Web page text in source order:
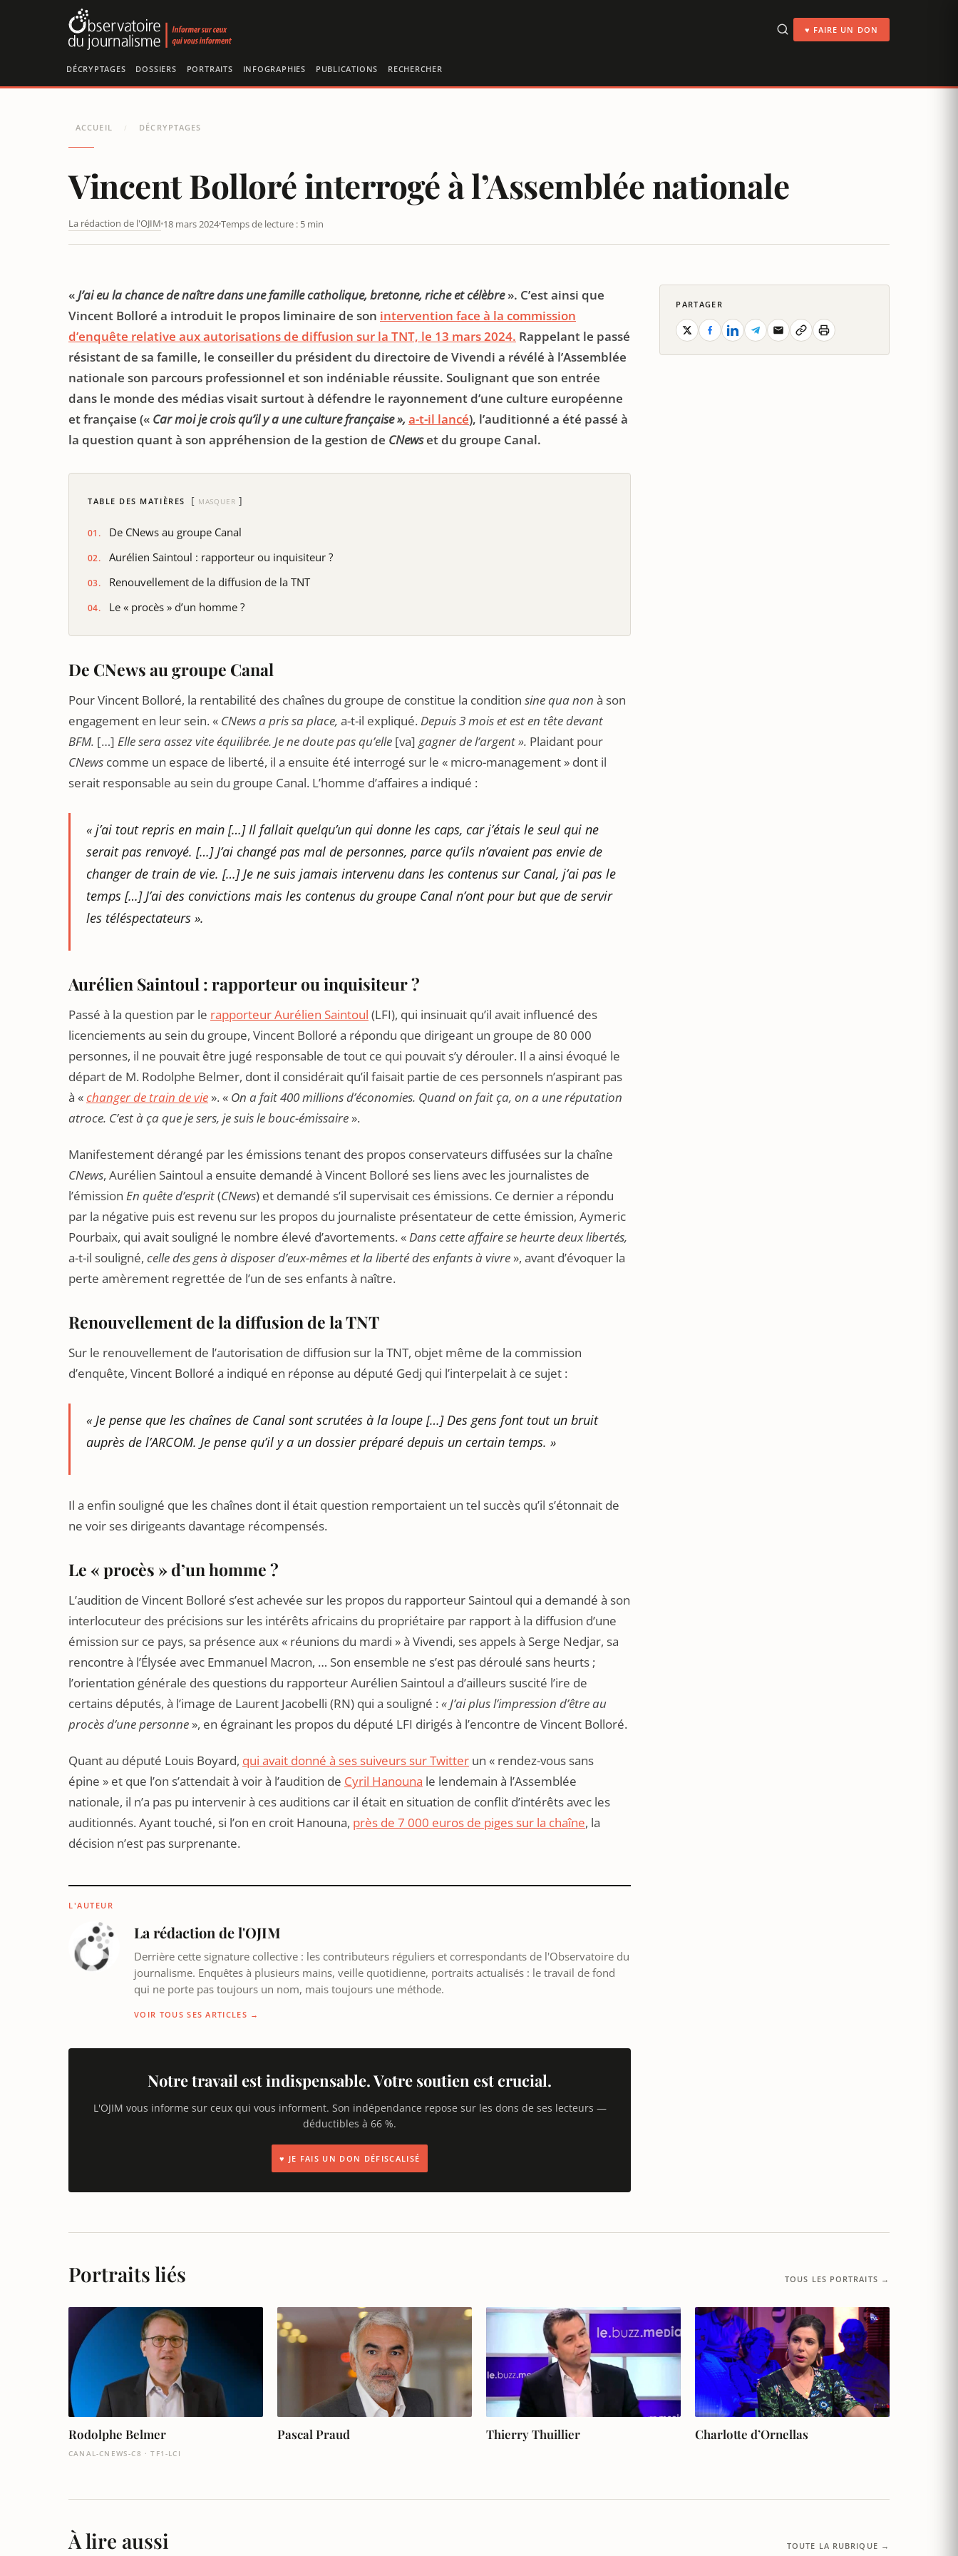
♥ FAIRE UN DON
DÉCRYPTAGES DOSSIERS PORTRAITS INFOGRAPHIES PUBLICATIONS RECHERCHER
ACCUEIL / DÉCRYPTAGES
Vincent Bolloré interrogé à l’Assemblée nationale
La rédaction de l'OJIM 18 mars 2024Temps de lecture : 5 min
VINCENT BOLLORÉ INTERROGÉ À L’ASSEMBLÉE NATIONALE
«J’ai eu la chance de naître dans une famille catholique, bretonne, riche et célèbre». C’est ainsi que
Vincent Bolloré a introduit le propos liminaire de son intervention face à la commission
d’enquête relative aux autorisations de diffusion sur la TNT, le 13 mars 2024. Rappelant le passé
résistant de sa famille, le conseiller du président du directoire de Vivendi a révélé à l’Assemblée
nationale son parcours professionnel et son indéniable réussite. Soulignant que son entrée
dans le monde des médias visait surtout à défendre le rayonnement d’une culture européenne
et française (« Car moi je crois qu’il y a une culture française », a-t-il lancé), l’auditionné a été passé à
la question quant à son appréhension de la gestion de CNewset du groupe Canal.
TABLE DES MATIÈRES MASQUER
De CNews au groupe Canal
Aurélien Saintoul : rapporteur ou inquisiteur ?
Renouvellement de la diffusion de la TNT
Le « procès » d’un homme ?
De CNews au groupe Canal
Pour Vincent Bolloré, la rentabilité des chaînes du groupe de constitue la condition sine qua non à son
engagement en leur sein. « CNews a pris sa place, a-t-il expliqué.Depuis 3 mois et est en tête devant
BFM. […] Elle sera assez vite équilibrée. Je ne doute pas qu’elle [va] gagner de l’argent ». Plaidant pour
CNews comme un espace de liberté, il a ensuite été interrogé sur le « micro-management » dont il
serait responsable au sein du groupe Canal. L’homme d’affaires a indiqué :
« j’ai tout repris en main […]Il fallait quelqu’un qui donne les caps, car j’étais le seul qui ne
serait pas renvoyé. […]J’ai changé pas mal de personnes, parce qu’ils n’avaient pas envie de
changer de train de vie. […]Je ne suis jamais intervenu dans les contenus sur Canal, j’ai pas le
temps […]J’ai des convictions mais les contenus du groupe Canal n’ont pour but que de servir
les téléspectateurs ».
Aurélien Saintoul : rapporteur ou inquisiteur ?
Passé à la question par le rapporteur Aurélien Saintoul (LFI), qui insinuait qu’il avait influencé des
licenciements au sein du groupe, Vincent Bolloré a répondu que dirigeant un groupe de 80 000
personnes, il ne pouvait être jugé responsable de tout ce qui pouvait s’y dérouler. Il a ainsi évoqué le
départ de M. Rodolphe Belmer, dont il considérait qu’il faisait partie de ces personnels n’aspirant pas
à «changer de train de vie ». « On a fait 400 millions d’économies. Quand on fait ça, on a une réputation
atroce. C’est à ça que je sers, je suis le bouc-émissaire ».
Manifestement dérangé par les émissions tenant des propos conservateurs diffusées sur la chaîne
CNews, Aurélien Saintoul a ensuite demandé à Vincent Bolloré ses liens avec les journalistes de
l’émission En quête d’esprit(CNews) et demandé s’il supervisait ces émissions. Ce dernier a répondu
par la négative puis est revenu sur les propos du journaliste présentateur de cette émission, Aymeric
Pourbaix, qui avait souligné le nombre élevé d’avortements. «Dans cette affaire se heurte deux libertés,
a-t-il souligné, celle des gens à disposer d’eux-mêmes et la liberté des enfants à vivre », avant d’évoquer la
perte amèrement regrettée de l’un de ses enfants à naître.
Renouvellement de la diffusion de la TNT
Sur le renouvellement de l’autorisation de diffusion sur la TNT, objet même de la commission
d’enquête, Vincent Bolloré a indiqué en réponse au député Gedj qui l’interpelait à ce sujet :
« Je pense que les chaînes de Canal sont scrutées à la loupe […]Des gens font tout un bruit
auprès de l’ARCOM. Je pense qu’il y a un dossier préparé depuis un certain temps. »
Il a enfin souligné que les chaînes dont il était question remportaient un tel succès qu’il s’étonnait de
ne voir ses dirigeants davantage récompensés.
Le « procès » d’un homme ?
L’audition de Vincent Bolloré s’est achevée sur les propos du rapporteur Saintoul qui a demandé à son
interlocuteur des précisions sur les intérêts africains du propriétaire par rapport à la diffusion d’une
émission sur ce pays, sa présence aux « réunions du mardi » à Vivendi, ses appels à Serge Nedjar, sa
rencontre à l’Élysée avec Emmanuel Macron, … Son ensemble ne s’est pas déroulé sans heurts ;
l’orientation générale des questions du rapporteur Aurélien Saintoul a d’ailleurs suscité l’ire de
certains députés, à l’image de Laurent Jacobelli (RN) qui a souligné :« J’ai plus l’impression d’être au
procès d’une personne », en égrainant les propos du député LFI dirigés à l’encontre de Vincent Bolloré.
Quant au député Louis Boyard, qui avait donné à ses suiveurs sur Twitter un « rendez-vous sans
épine » et que l’on s’attendait à voir à l’audition de Cyril Hanouna le lendemain à l’Assemblée
nationale, il n’a pas pu intervenir à ces auditions car il était en situation de conflit d’intérêts avec les
auditionnés. Ayant touché, si l’on en croit Hanouna, près de 7 000 euros de piges sur la chaîne, la
décision n’est pas surprenante.
L'AUTEUR
La rédaction de l'OJIM
Derrière cette signature collective : les contributeurs réguliers et correspondants de l'Observatoire du
journalisme. Enquêtes à plusieurs mains, veille quotidienne, portraits actualisés : le travail de fond
qui ne porte pas toujours un nom, mais toujours une méthode.
VOIR TOUS SES ARTICLES →
Notre travail est indispensable. Votre soutien est crucial.
L'OJIM vous informe sur ceux qui vous informent. Son indépendance repose sur les dons de ses lecteurs —
déductibles à 66 %.
♥ JE FAIS UN DON DÉFISCALISÉ
PARTAGER
Portraits liés TOUS LES PORTRAITS →
Rodolphe Belmer
CANAL-CNEWS-C8 · TF1-LCI
Pascal Praud Thierry Thuillier Charlotte d’Ornellas
À lire aussi TOUTE LA RUBRIQUE →
Panneau de gestion des cookies